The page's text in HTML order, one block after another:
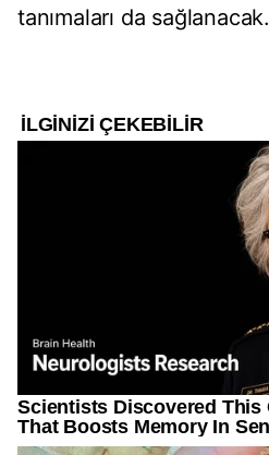
tanımaları da sağlanacak.